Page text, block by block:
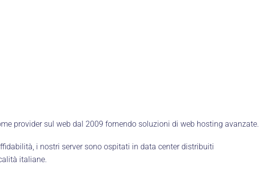
provider sul web dal 2009 fornendo soluzioni di web hosting avanzate.
i nostri server sono ospitati in data center distribuiti
italiane.